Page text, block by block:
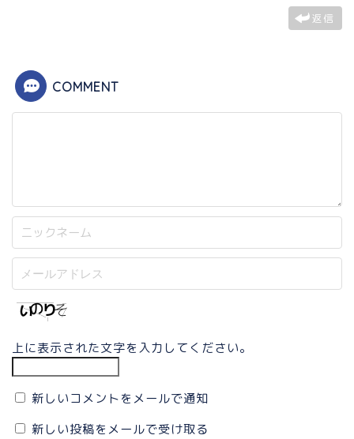
返信
COMMENT
上に表示された文字を入力してください。
新しいコメントをメールで通知
新しい投稿をメールで受け取る